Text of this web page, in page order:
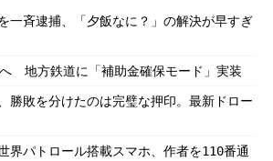
一斉逮捕、「夕飯なに？」の解決が早すぎ
地方鉄道に「補助金確保モード」実装
勝敗を分けたのは完璧な押印。最新ドロー
パトロール搭載スマホ、作者を110番通